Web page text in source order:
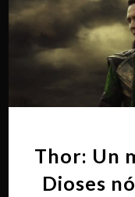
Thor: Un
Dioses